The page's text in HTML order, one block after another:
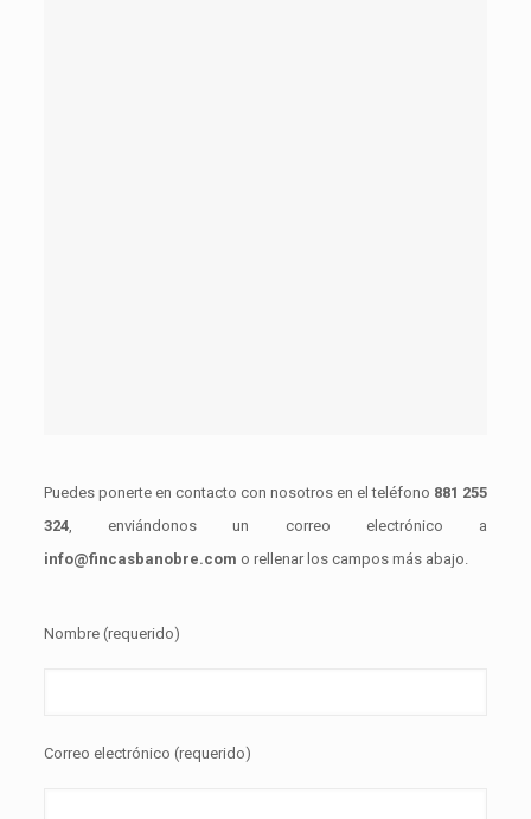
Puedes ponerte en contacto con nosotros en el teléfono 881 255
324, enviándonos un correo electrónico a
info@fincasbanobre.com o rellenar los campos más abajo.
Nombre (requerido)
Correo electrónico (requerido)